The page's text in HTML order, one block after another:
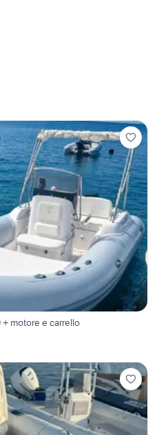
motore e carrello